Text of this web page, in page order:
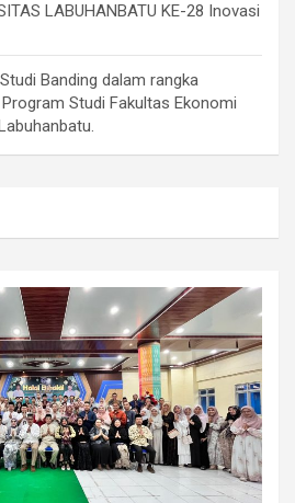
LABUHANBATU KE-28 Inovasi
Banding dalam rangka
Studi Fakultas Ekonomi